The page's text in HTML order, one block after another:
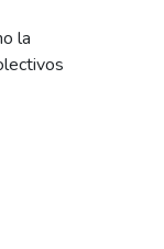
la